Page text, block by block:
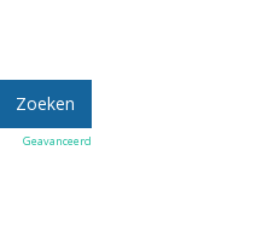
Geavanceerd